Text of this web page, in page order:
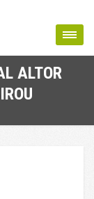
ALTOR